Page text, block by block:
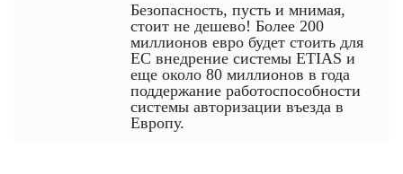
Безопасность, пусть и мнимая,
стоит не дешево! Более 200
миллионов евро будет стоить для
ЕС внедрение системы ETIAS и
еще около 80 миллионов в года
поддержание работоспособности
системы авторизации въезда в
Европу.